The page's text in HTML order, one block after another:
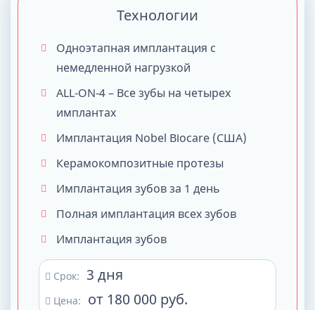
Технологии
Одноэтапная имплантация с
немедленной нагрузкой
ALL-ON-4 – Все зубы на четырех
имплантах
Имплантация Nobel Biocare (США)
Керамокомпозитные протезы
Имплантация зубов за 1 день
Полная имплантация всех зубов
Имплантация зубов
Срок: 3 дня
Цена: от 180 000 руб.